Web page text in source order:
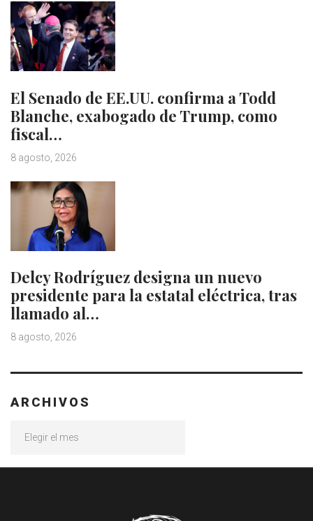
El Senado de EE.UU. confirma a Todd
Blanche, exabogado de Trump, como
fiscal…
8 agosto, 2026
Delcy Rodríguez designa un nuevo
presidente para la estatal eléctrica, tras
llamado al…
8 agosto, 2026
ARCHIVOS